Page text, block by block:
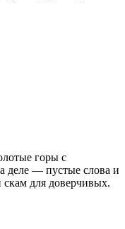
горы с
деле — пустые слова и
для доверчивых.